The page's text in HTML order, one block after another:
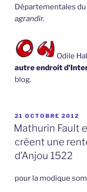
Départementales
agrandir.
Odile
autre endroit
blog.
PUBLIÉ
LE
21 OCTOBRE 2012
Mathurin Fault
créent une
d’Anjou 1522
pour la modique